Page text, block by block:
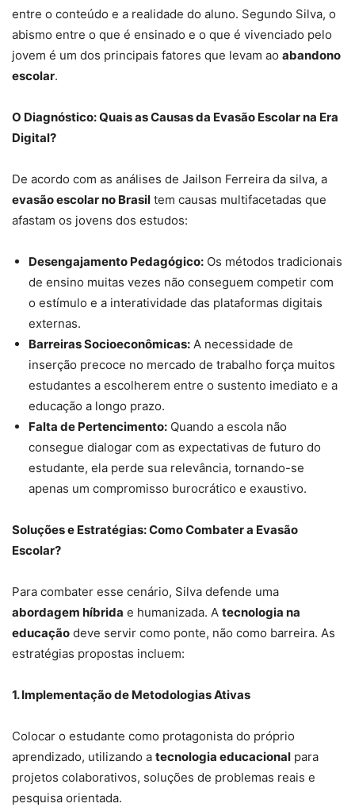
entre o conteúdo e a realidade do aluno. Segundo Silva, o
abismo entre o que é ensinado e o que é vivenciado pelo
jovem é um dos principais fatores que levam ao abandono
escolar.
O Diagnóstico: Quais as Causas da Evasão Escolar na Era
Digital?
De acordo com as análises de Jailson Ferreira da silva, a
evasão escolar no Brasil tem causas multifacetadas que
afastam os jovens dos estudos:
Desengajamento Pedagógico: Os métodos tradicionais
de ensino muitas vezes não conseguem competir com
o estímulo e a interatividade das plataformas digitais
externas.
Barreiras Socioeconômicas: A necessidade de
inserção precoce no mercado de trabalho força muitos
estudantes a escolherem entre o sustento imediato e a
educação a longo prazo.
Falta de Pertencimento: Quando a escola não
consegue dialogar com as expectativas de futuro do
estudante, ela perde sua relevância, tornando-se
apenas um compromisso burocrático e exaustivo.
Soluções e Estratégias: Como Combater a Evasão
Escolar?
Para combater esse cenário, Silva defende uma
abordagem híbrida e humanizada. A tecnologia na
educação deve servir como ponte, não como barreira. As
estratégias propostas incluem:
1. Implementação de Metodologias Ativas
Colocar o estudante como protagonista do próprio
aprendizado, utilizando a tecnologia educacional para
projetos colaborativos, soluções de problemas reais e
pesquisa orientada.